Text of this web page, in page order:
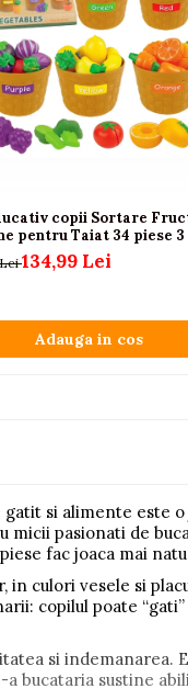
copii Sortare
pentru Taiat 34 piese 3
Lei134,99 Lei
Adauga in cos
si alimente
micii pasionati de
fac joaca mai
in culori vesele si
copilul poate
si
bucataria sustine